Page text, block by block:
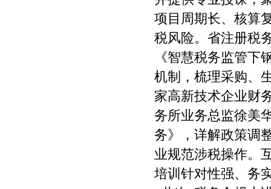
项目周期长、核算
税风险。省注册税
《智慧税务监管
机制，梳理采购、
家高新技术企业财
务所业务总监徐美
务》，详解政策调
业规范涉税操作。
培训针对性强、务